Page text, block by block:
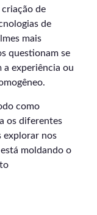
criação de
de
mais
questionam se
a experiência ou
como
os diferentes
explorar nos
moldando o